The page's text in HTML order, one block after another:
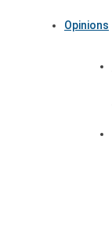
Opinions